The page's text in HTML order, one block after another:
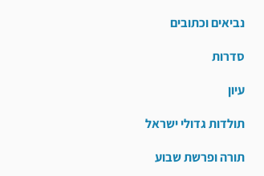
נביאים וכתובים
סדרות
עיון
תולדות גדולי ישראל
תורה ופרשת שבוע